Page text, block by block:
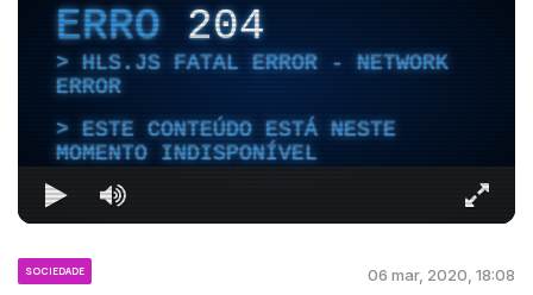
ERRO204
HLS.JS FATAL ERROR - NETWORK
ERROR
ESTE CONTEÚDO ESTÁ NESTE
MOMENTO INDISPONÍVEL
SOCIEDADE 06 mar, 2020, 18:08